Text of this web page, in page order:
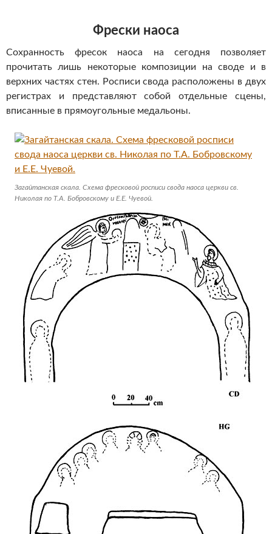
Фрески наоса
Сохранность фресок наоса на сегодня позволяет
прочитать лишь некоторые композиции на своде и в
верхних частях стен. Росписи свода расположены в двух
регистрах и представляют собой отдельные сцены,
вписанные в прямоугольные медальоны.
Загайтанская скала. Схема фресковой росписи свода наоса церкви св.
Николая по Т.А. Бобровскому и Е.Е. Чуевой.